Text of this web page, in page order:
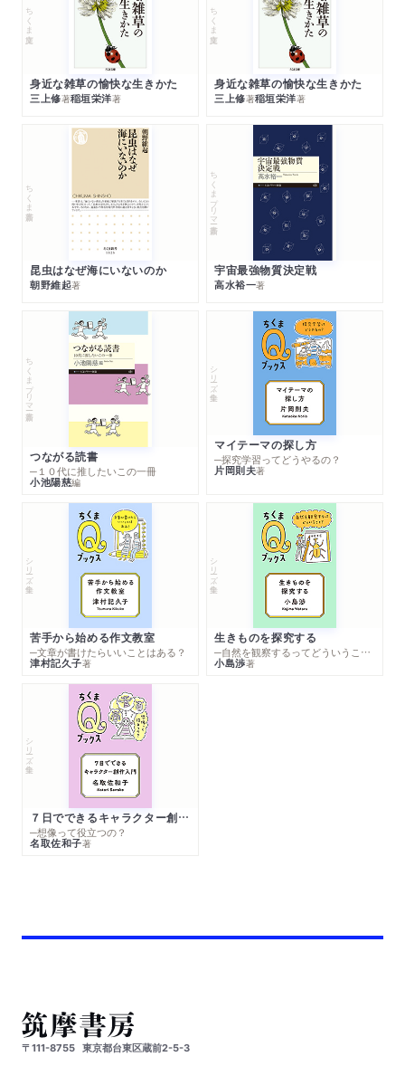
ちくま文庫
身近な雑草の愉快な生きかた
三上修著稲垣栄洋著
ちくま文庫
身近な雑草の愉快な生きかた
三上修著稲垣栄洋著
ちくま新書
昆虫はなぜ海にいないのか
朝野維起著
ちくまプリマー新書
宇宙最強物質決定戦
高水裕一著
ちくまプリマー新書
つながる読書
─１０代に推したいこの一冊
小池陽慈編
シリーズ・全集
マイテーマの探し方
─探究学習ってどうやるの？
片岡則夫著
シリーズ・全集
苦手から始める作文教室
─文章が書けたらいいことはある？
津村記久子著
シリーズ・全集
生きものを探究する
─自然を観察するってどういうこと？
小島渉著
シリーズ・全集
７日でできるキャラクター創作入門
─想像って役立つの？
名取佐和子著
〒111-8755 東京都台東区蔵前2-5-3